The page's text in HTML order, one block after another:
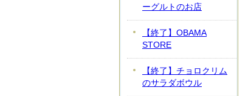
ーグルトのお店
【終了】OBAMA
STORE
【終了】チョロクリム
のサラダボウル